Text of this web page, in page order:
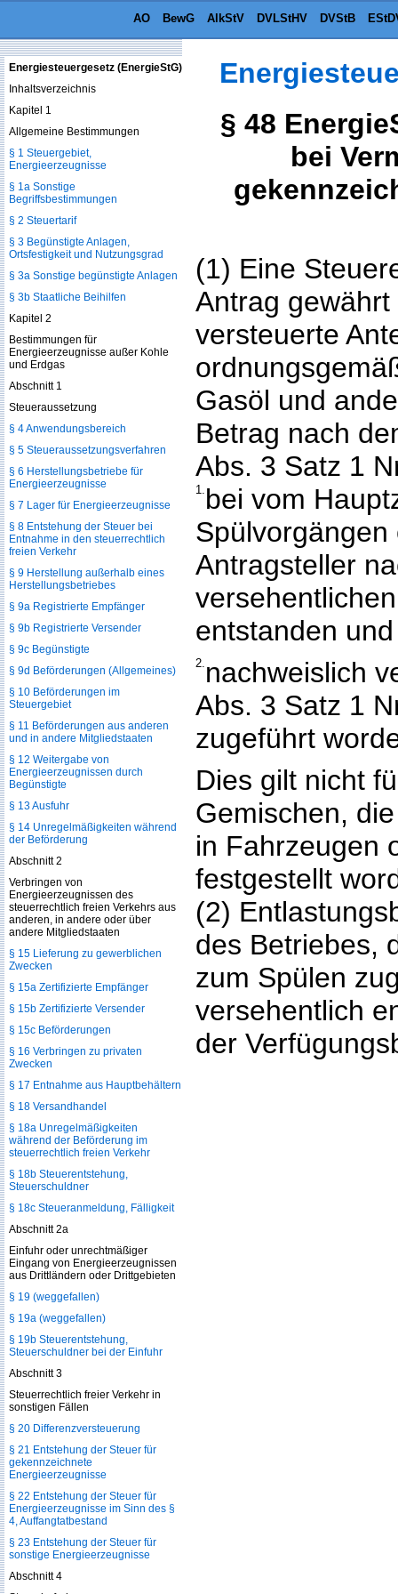
AO BewG AlkStV DVLStHV DVStB
§ 48
bei
(1) Eine
Antrag
versteuerte
Gasöl und
Betrag nach
Abs. 3 Satz 1
1. bei vom
Antragsteller
entstanden und
2. nachweislich
Abs. 3 Satz 1
zugeführt
Dies gilt nicht
Gemischen,
in Fahrzeugen
festgestellt
(2)
des Betriebes,
zum Spülen
versehentlich
der
Energiesteuergesetz (EnergieStG)
Inhaltsverzeichnis
Kapitel 1
Allgemeine Bestimmungen
§ 1 Steuergebiet,
Energieerzeugnisse
§ 1a Sonstige
Begriffsbestimmungen
§ 2 Steuertarif
§ 3 Begünstigte Anlagen,
Ortsfestigkeit und Nutzungsgrad
§ 3a Sonstige begünstigte Anlagen
§ 3b Staatliche Beihilfen
Kapitel 2
Bestimmungen für
Energieerzeugnisse außer Kohle
und Erdgas
Abschnitt 1
Steueraussetzung
§ 4 Anwendungsbereich
§ 5 Steueraussetzungsverfahren
§ 6 Herstellungsbetriebe für
Energieerzeugnisse
§ 7 Lager für Energieerzeugnisse
§ 8 Entstehung der Steuer bei
Entnahme in den steuerrechtlich
freien Verkehr
§ 9 Herstellung außerhalb eines
Herstellungsbetriebes
§ 9a Registrierte Empfänger
§ 9b Registrierte Versender
§ 9c Begünstigte
§ 9d Beförderungen (Allgemeines)
§ 10 Beförderungen im
Steuergebiet
§ 11 Beförderungen aus anderen
und in andere Mitgliedstaaten
§ 12 Weitergabe von
Energieerzeugnissen durch
Begünstigte
§ 13 Ausfuhr
§ 14 Unregelmäßigkeiten während
der Beförderung
Abschnitt 2
Verbringen von
Energieerzeugnissen des
steuerrechtlich freien Verkehrs aus
anderen, in andere oder über
andere Mitgliedstaaten
§ 15 Lieferung zu gewerblichen
Zwecken
§ 15a Zertifizierte Empfänger
§ 15b Zertifizierte Versender
§ 15c Beförderungen
§ 16 Verbringen zu privaten
Zwecken
§ 17 Entnahme aus Hauptbehältern
§ 18 Versandhandel
§ 18a Unregelmäßigkeiten
während der Beförderung im
steuerrechtlich freien Verkehr
§ 18b Steuerentstehung,
Steuerschuldner
§ 18c Steueranmeldung, Fälligkeit
Abschnitt 2a
Einfuhr oder unrechtmäßiger
Eingang von Energieerzeugnissen
aus Drittländern oder Drittgebieten
§ 19 (weggefallen)
§ 19a (weggefallen)
§ 19b Steuerentstehung,
Steuerschuldner bei der Einfuhr
Abschnitt 3
Steuerrechtlich freier Verkehr in
sonstigen Fällen
§ 20 Differenzversteuerung
§ 21 Entstehung der Steuer für
gekennzeichnete
Energieerzeugnisse
§ 22 Entstehung der Steuer für
Energieerzeugnisse im Sinn des §
4, Auffangtatbestand
§ 23 Entstehung der Steuer für
sonstige Energieerzeugnisse
Abschnitt 4